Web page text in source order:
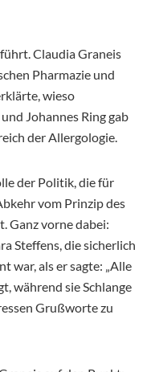
Claudia Graneis
Pharmazie und
wieso
Johannes Ring gab
der Allergologie.
der Politik, die für
vom Prinzip des
Ganz vorne dabei:
Steffens, die sicherlich
war, als er sagte: „Alle
während sie Schlange
Grußworte zu